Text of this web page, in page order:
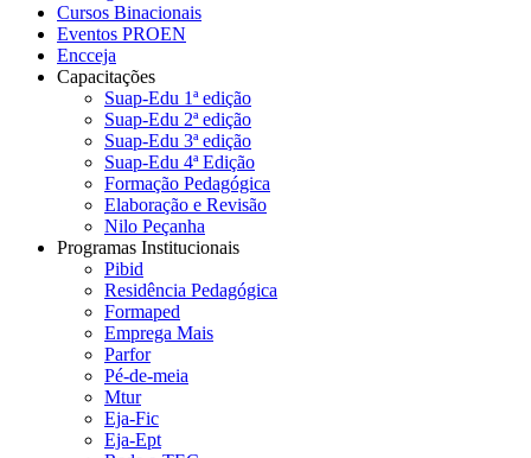
Cursos Binacionais
Eventos PROEN
Encceja
Capacitações
Suap-Edu 1ª edição
Suap-Edu 2ª edição
Suap-Edu 3ª edição
Suap-Edu 4ª Edição
Formação Pedagógica
Elaboração e Revisão
Nilo Peçanha
Programas Institucionais
Pibid
Residência Pedagógica
Formaped
Emprega Mais
Parfor
Pé-de-meia
Mtur
Eja-Fic
Eja-Ept